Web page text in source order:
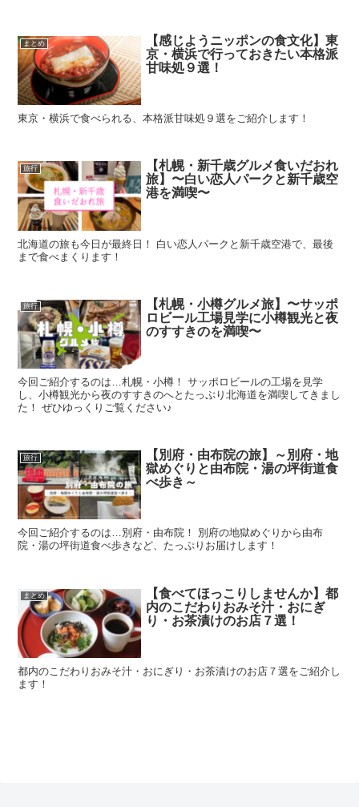
まとめ
【感じようニッポンの食文化】東
京・横浜で行っておきたい本格派
甘味処９選！
東京・横浜で食べられる、本格派甘味処９選をご紹介します！
旅行
【札幌・新千歳グルメ食いだおれ
旅】〜白い恋人パークと新千歳空
港を満喫〜
北海道の旅も今日が最終日！ 白い恋人パークと新千歳空港で、最後
まで食べまくります！
旅行
【札幌・小樽グルメ旅】〜サッポ
ロビール工場見学に小樽観光と夜
のすすきのを満喫〜
今回ご紹介するのは…札幌・小樽！ サッポロビールの工場を見学
し、小樽観光から夜のすすきのへとたっぷり北海道を満喫してきまし
た！ ぜひゆっくりご覧ください♪
旅行
【別府・由布院の旅】～別府・地
獄めぐりと由布院・湯の坪街道食
べ歩き～
今回ご紹介するのは…別府・由布院！ 別府の地獄めぐりから由布
院・湯の坪街道食べ歩きなど、たっぷりお届けします！
まとめ
【食べてほっこりしませんか】都
内のこだわりおみそ汁・おにぎ
り・お茶漬けのお店７選！
都内のこだわりおみそ汁・おにぎり・お茶漬けのお店７選をご紹介し
ます！